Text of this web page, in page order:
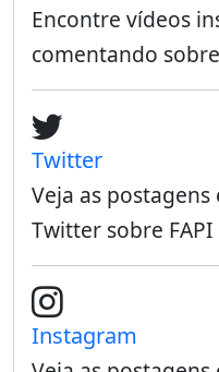
Encontre vídeos
comentando
Twitter
Veja as
Twitter sobre FAPI
Instagram